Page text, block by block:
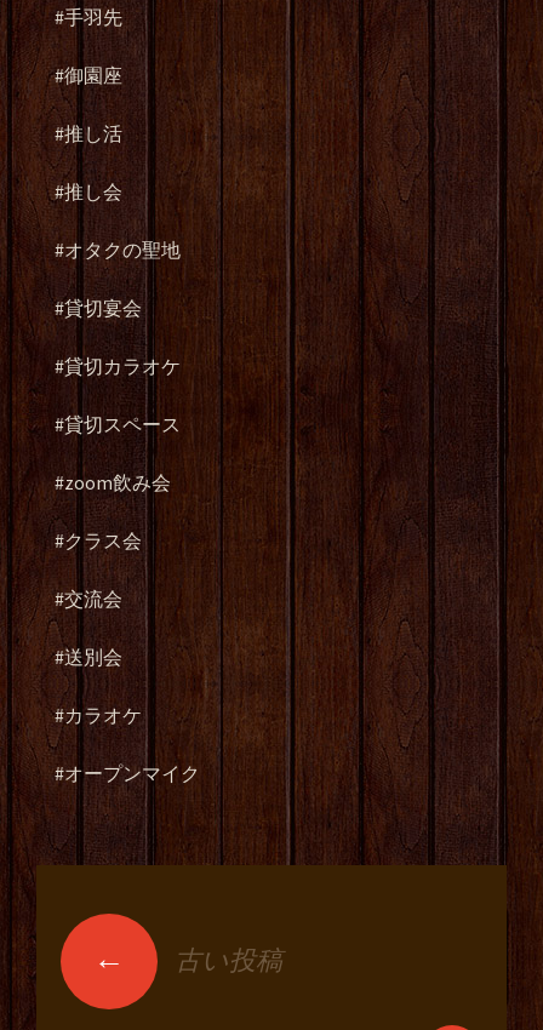
#手羽先
#御園座
#推し活
#推し会
#オタクの聖地
#貸切宴会
#貸切カラオケ
#貸切スペース
#zoom飲み会
#クラス会
#交流会
#送別会
#カラオケ
#オープンマイク
投稿ナビゲーショ
← 古い投稿